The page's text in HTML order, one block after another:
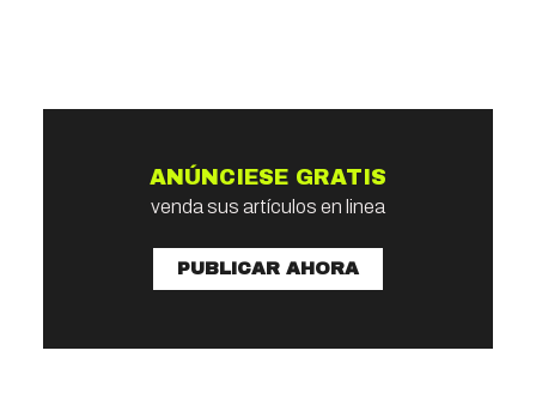
ANÚNCIESE GRATIS
venda sus artículos en linea
PUBLICAR AHORA